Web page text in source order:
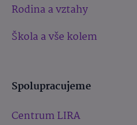
Rodina a vztahy
Škola a vše kolem
Spolupracujeme
Centrum LIRA